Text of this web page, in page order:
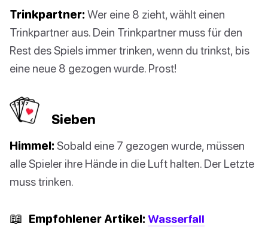
Trinkpartner: Wer eine 8 zieht, wählt einen
Trinkpartner aus. Dein Trinkpartner muss für den
Rest des Spiels immer trinken, wenn du trinkst, bis
eine neue 8 gezogen wurde. Prost!
Sieben
Himmel: Sobald eine 7 gezogen wurde, müssen
alle Spieler ihre Hände in die Luft halten. Der Letzte
muss trinken.
📖 Empfohlener Artikel: Wasserfall